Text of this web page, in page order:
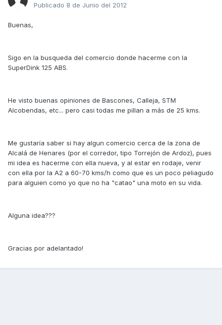
Publicado 8 de Junio del 2012
Buenas,
Sigo en la busqueda del comercio donde hacerme con la
SuperDink 125 ABS.
He visto buenas opiniones de Bascones, Calleja, STM
Alcobendas, etc... pero casi todas me pillan a más de 25 kms.
Me gustaría saber si hay algun comercio cerca de la zona de
Alcalá de Henares (por el corredor, tipo Torrejón de Ardoz), pues
mi idea es hacerme con ella nueva, y al estar en rodaje, venir
con ella por la A2 a 60-70 kms/h como que es un poco peliagudo
para alguien como yo que no ha "catao" una moto en su vida.
Alguna idea???
Gracias por adelantado!